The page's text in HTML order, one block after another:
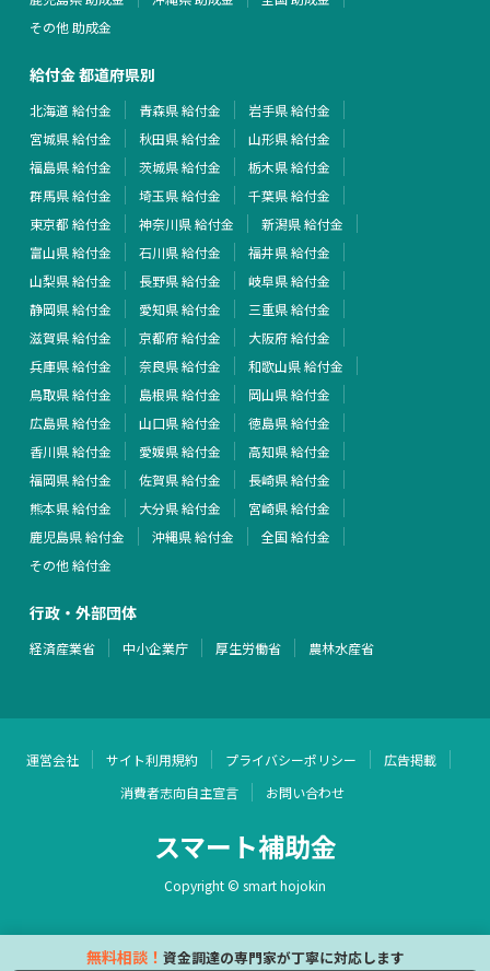
その他 助成金
給付金 都道府県別
北海道 給付金 青森県 給付金
岩手県 給付金
宮城県 給付金
秋田県 給付金
山形県 給付金
福島県 給付金
茨城県 給付金
栃木県 給付金
群馬県 給付金
埼玉県 給付金
千葉県 給付金
東京都 給付金
神奈川県 給付金
新潟県 給付金
富山県 給付金
石川県 給付金
福井県 給付金
山梨県 給付金
長野県 給付金
岐阜県 給付金
静岡県 給付金
愛知県 給付金
三重県 給付金
滋賀県 給付金
京都府 給付金
大阪府 給付金
兵庫県 給付金
奈良県 給付金
和歌山県 給付金
鳥取県 給付金
島根県 給付金
岡山県 給付金
広島県 給付金
山口県 給付金
徳島県 給付金
香川県 給付金
愛媛県 給付金
高知県 給付金
福岡県 給付金
佐賀県 給付金
長崎県 給付金
熊本県 給付金
大分県 給付金
宮崎県 給付金
鹿児島県 給付金
沖縄県 給付金
全国 給付金
その他 給付金
行政・外部団体
経済産業省 中小企業庁 厚生労働省 農林水産省
運営会社 サイト利用規約 プライバシーポリシー
広告掲載
消費者志向自主宣言
お問い合わせ
スマート補助金
Copyright © smart hojokin
無料相談！ 資金調達の専門家が丁寧に対応します